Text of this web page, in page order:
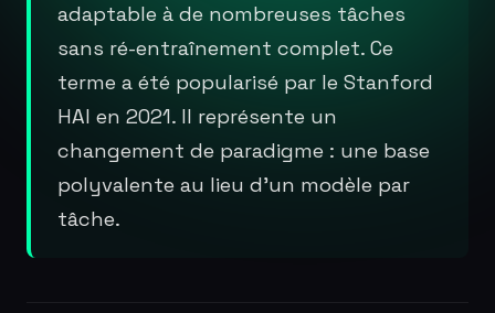
adaptable à de nombreuses tâches
sans ré-entraînement complet. Ce
terme a été popularisé par le Stanford
HAI en 2021. Il représente un
changement de paradigme : une base
polyvalente au lieu d'un modèle par
tâche.